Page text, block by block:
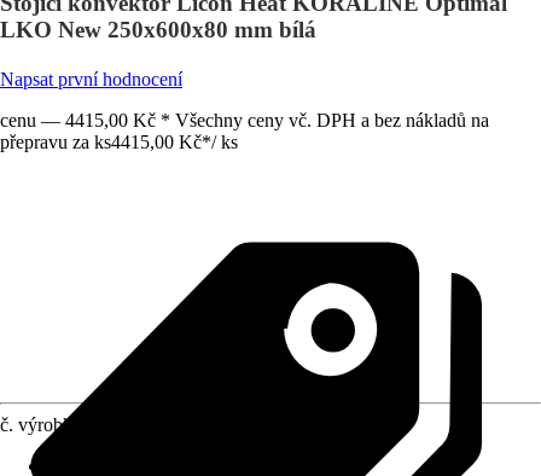
LKO New 250x600x80 mm bílá
Napsat první hodnocení
cenu — 4415,00 Kč * Všechny ceny vč. DPH a bez nákladů na
přepravu za ks4415,00 Kč*/ ks
č. výrobku